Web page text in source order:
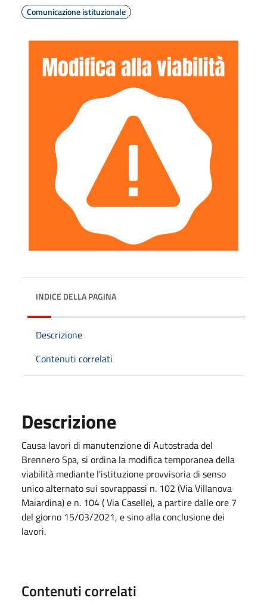
Comunicazione istituzionale
INDICE DELLA PAGINA
Descrizione
Contenuti correlati
Descrizione
Causa lavori di manutenzione di Autostrada del
Brennero Spa, si ordina la modifica temporanea della
viabilità mediante l'istituzione provvisoria di senso
unico alternato sui sovrappassi n. 102 (Via Villanova
Maiardina) e n. 104 ( Via Caselle), a partire dalle ore 7
del giorno 15/03/2021, e sino alla conclusione dei
lavori.
Contenuti correlati